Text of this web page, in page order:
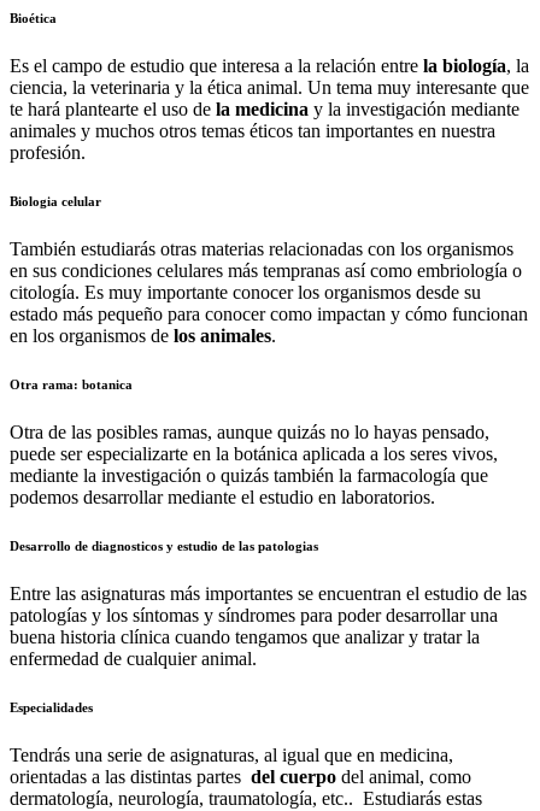
Bioética
Es el campo de estudio que interesa a la relación entre la biología, la
ciencia, la veterinaria y la ética animal. Un tema muy interesante que
te hará plantearte el uso de la medicina y la investigación mediante
animales y muchos otros temas éticos tan importantes en nuestra
profesión.
Biologia celular
También estudiarás otras materias relacionadas con los organismos
en sus condiciones celulares más tempranas así como embriología o
citología. Es muy importante conocer los organismos desde su
estado más pequeño para conocer como impactan y cómo funcionan
en los organismos de los animales.
Otra rama: botanica
Otra de las posibles ramas, aunque quizás no lo hayas pensado,
puede ser especializarte en la botánica aplicada a los seres vivos,
mediante la investigación o quizás también la farmacología que
podemos desarrollar mediante el estudio en laboratorios.
Desarrollo de diagnosticos y estudio de las patologias
Entre las asignaturas más importantes se encuentran el estudio de las
patologías y los síntomas y síndromes para poder desarrollar una
buena historia clínica cuando tengamos que analizar y tratar la
enfermedad de cualquier animal.
Especialidades
Tendrás una serie de asignaturas, al igual que en medicina,
orientadas a las distintas partes del cuerpo del animal, como
dermatología, neurología, traumatología, etc.. Estudiarás estas